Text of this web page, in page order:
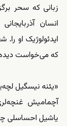
زبانی که سحر
انسان
ایدئولوژیک او
که می‌خواست
«یئنه نیسگیل
آچمامیش
یاشیل احساسلی